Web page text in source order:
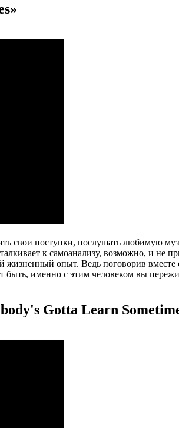
свои поступки, послушать любимую
к самоанализу, возможно, и не
жизненный опыт. Ведь поговорив
именно с этим человеком вы
Gotta Learn